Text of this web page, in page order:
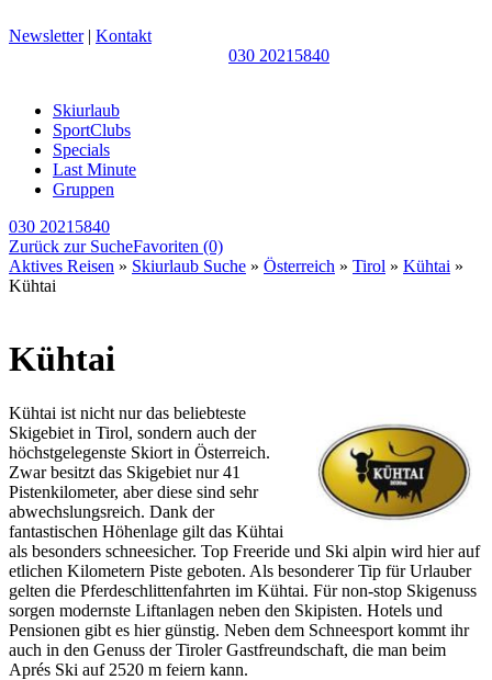
Newsletter| Kontakt
030 20215840
Skiurlaub
SportClubs
Specials
Last Minute
Gruppen
030 20215840
Zurück zur SucheFavoriten (0)
Aktives Reisen » Skiurlaub Suche » Österreich » Tirol » Kühtai »
Kühtai
Kühtai
Kühtai ist nicht nur das beliebteste
Skigebiet in Tirol, sondern auch der
höchstgelegenste Skiort in Österreich.
Zwar besitzt das Skigebiet nur 41
Pistenkilometer, aber diese sind sehr
abwechslungsreich. Dank der
fantastischen Höhenlage gilt das Kühtai
als besonders schneesicher. Top Freeride und Ski alpin wird hier auf
etlichen Kilometern Piste geboten. Als besonderer Tip für Urlauber
gelten die Pferdeschlittenfahrten im Kühtai. Für non-stop Skigenuss
sorgen modernste Liftanlagen neben den Skipisten. Hotels und
Pensionen gibt es hier günstig. Neben dem Schneesport kommt ihr
auch in den Genuss der Tiroler Gastfreundschaft, die man beim
Aprés Ski auf 2520 m feiern kann.